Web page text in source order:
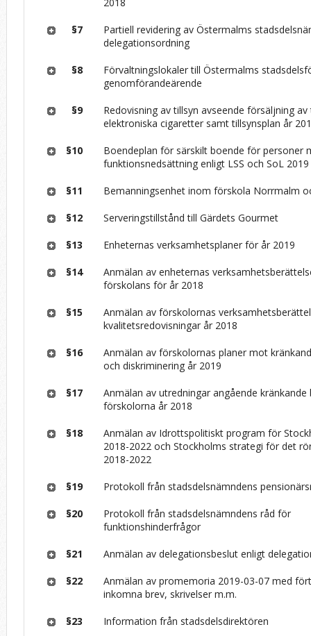
§7
Partiell revidering av Östermalms
delegationsordning
§8
Förvaltningslokaler till Östermalms
genomförandeärende
§9
Redovisning av tillsyn avseende försäljning
elektroniska cigaretter samt tillsynsplan år
§10
Boendeplan för särskilt boende för personer
funktionsnedsättning enligt LSS och SoL
§11 Bemanningsenhet inom förskola Norrmalm
§12 Serveringstillstånd till Gärdets Gourmet
§13 Enheternas verksamhetsplaner för år 2019
§14
Anmälan av enheternas
förskolans för år 2018
§15
Anmälan av förskolornas
kvalitetsredovisningar år 2018
§16
Anmälan av förskolornas planer mot
och diskriminering år 2019
§17
Anmälan av utredningar angående kränkande
förskolorna år 2018
§18
Anmälan av Idrottspolitiskt program för
2018-2022 och Stockholms strategi för det
2018-2022
§19 Protokoll från stadsdelsnämndens
§20
Protokoll från stadsdelsnämndens råd för
funktionshinderfrågor
§21 Anmälan av delegationsbeslut enligt
§22
Anmälan av promemoria 2019-03-07 med
inkomna brev, skrivelser m.m.
§23 Information från stadsdelsdirektören